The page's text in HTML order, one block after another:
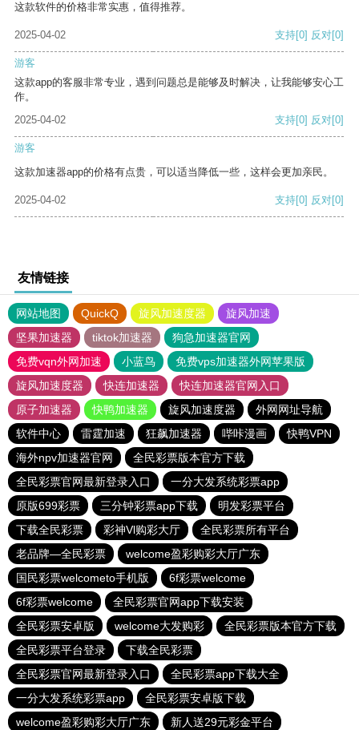
这款软件的价格非常实惠，值得推荐。
2025-04-02 支持[0] 反对[0]
游客
这款app的客服非常专业，遇到问题总是能够及时解决，让我能够安心工
作。
2025-04-02
支持[0] 反对[0]
游客
这款加速器app的价格有点贵，可以适当降低一些，这样会更加亲民。
2025-04-02 支持[0] 反对[0]
友情链接
网站地图 QuickQ 旋风加速度器
旋风加速
坚果加速器
tiktok加速器
狗急加速器官网
免费vqn外网加速
小蓝鸟
免费vps加速器外网苹果版
旋风加速度器
快连加速器
快连加速器官网入口
原子加速器
快鸭加速器 旋风加速度器
外网网址导航
软件中心
雷霆加速 狂飙加速器 哔咔漫画
快鸭VPN
海外npv加速器官网
全民彩票版本官方下载
全民彩票官网最新登录入口
一分大发系统彩票app
原版699彩票
三分钟彩票app下载
明发彩票平台
下载全民彩票
彩神Vl购彩大厅
全民彩票所有平台
老品牌—全民彩票
welcome盈彩购彩大厅广东
国民彩票welcometo手机版
6f彩票welcome
6f彩票welcome
全民彩票官网app下载安装
全民彩票安卓版
welcome大发购彩
全民彩票版本官方下载
全民彩票平台登录
下载全民彩票
全民彩票官网最新登录入口
全民彩票app下载大全
一分大发系统彩票app
全民彩票安卓版下载
welcome盈彩购彩大厅广东
新人送29元彩金平台